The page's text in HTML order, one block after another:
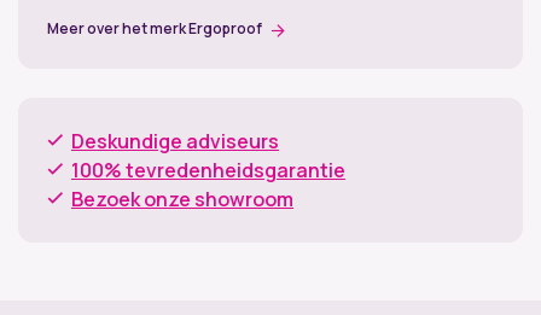
Meer over het merk Ergoproof
Deskundige adviseurs
100% tevredenheidsgarantie
Bezoek onze showroom